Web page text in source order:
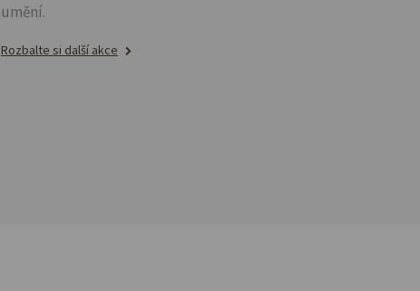
umění.
Rozbalte si další akce